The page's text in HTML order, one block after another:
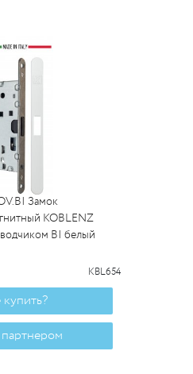
Замок
KOBLENZ
BI белый
KBL654
купить?
партнером